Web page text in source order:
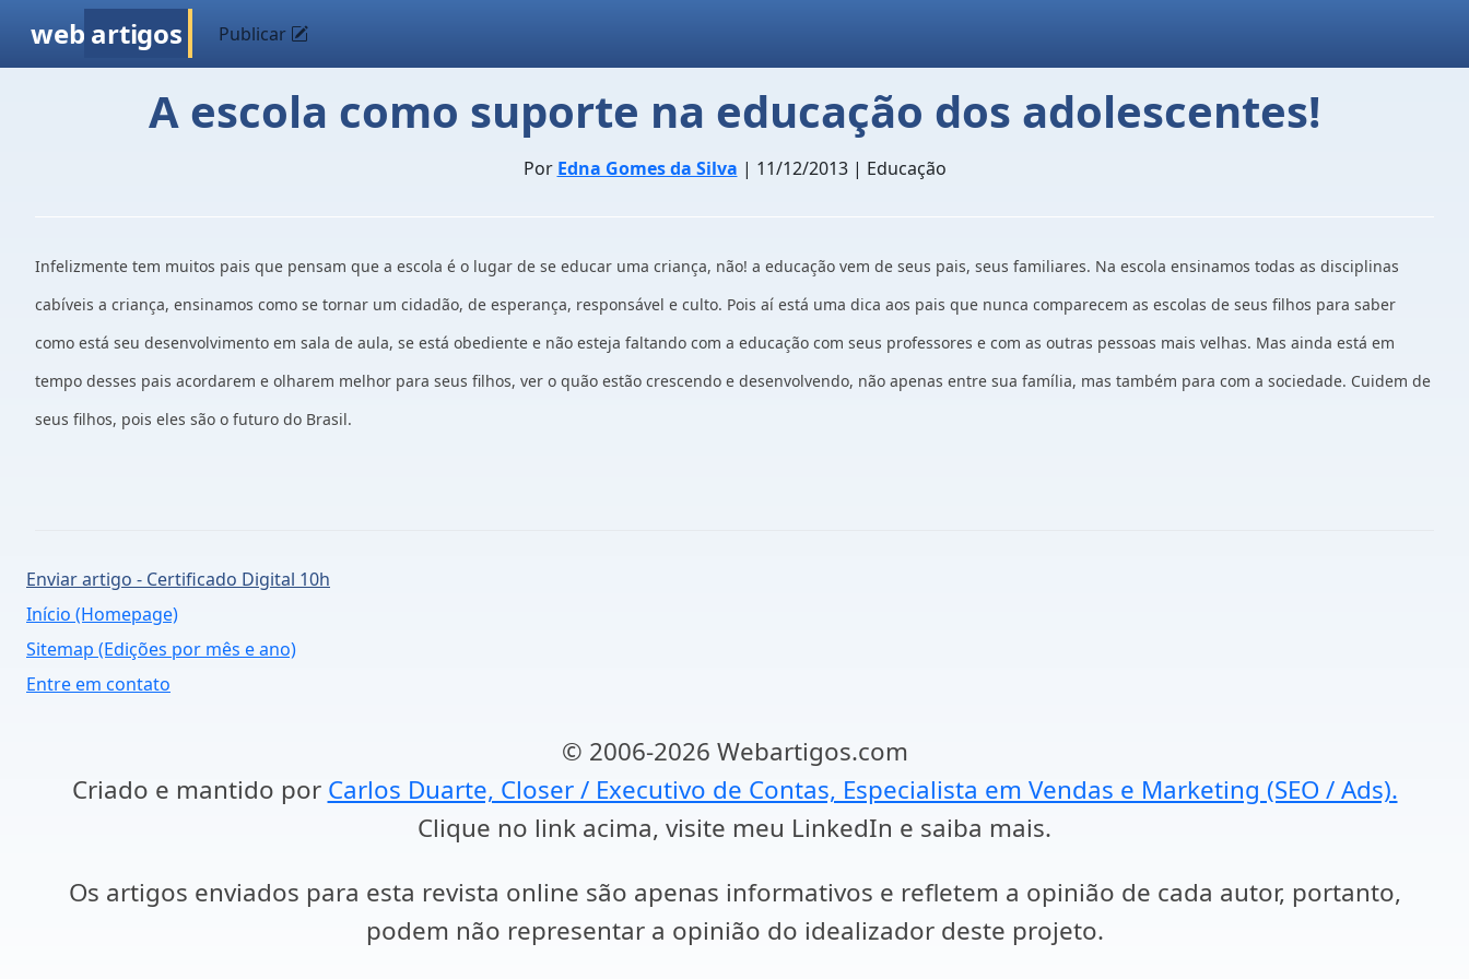
web artigos Publicar
A escola como suporte na educação dos adolescentes!
Por Edna Gomes da Silva | 11/12/2013 | Educação
Infelizmente tem muitos pais que pensam que a escola é o lugar de se educar uma criança, não! a educação vem de seus pais, seus familiares. Na escola ensinamos todas as disciplinas
cabíveis a criança, ensinamos como se tornar um cidadão, de esperança, responsável e culto. Pois aí está uma dica aos pais que nunca comparecem as escolas de seus filhos para saber
como está seu desenvolvimento em sala de aula, se está obediente e não esteja faltando com a educação com seus professores e com as outras pessoas mais velhas. Mas ainda está em
tempo desses pais acordarem e olharem melhor para seus filhos, ver o quão estão crescendo e desenvolvendo, não apenas entre sua família, mas também para com a sociedade. Cuidem de
seus filhos, pois eles são o futuro do Brasil.
Enviar artigo - Certificado Digital 10h
Início (Homepage)
Sitemap (Edições por mês e ano)
Entre em contato
© 2006-2026 Webartigos.com
Criado e mantido por Carlos Duarte, Closer / Executivo de Contas, Especialista em Vendas e Marketing (SEO / Ads).
Clique no link acima, visite meu LinkedIn e saiba mais.
Os artigos enviados para esta revista online são apenas informativos e refletem a opinião de cada autor, portanto,
podem não representar a opinião do idealizador deste projeto.